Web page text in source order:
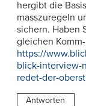
hergibt die
masszuregeln
sichern. Haben
gleichen
https://
blick-interview-
redet-der-
Antworten